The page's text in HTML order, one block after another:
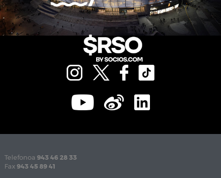
Telefonoa 943 46 28 33
Fax 943 45 89 41